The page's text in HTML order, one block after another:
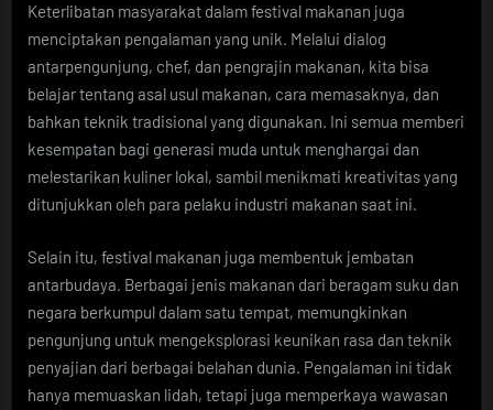
Keterlibatan masyarakat dalam festival makanan juga
menciptakan pengalaman yang unik. Melalui dialog
antarpengunjung, chef, dan pengrajin makanan, kita bisa
belajar tentang asal usul makanan, cara memasaknya, dan
bahkan teknik tradisional yang digunakan. Ini semua memberi
kesempatan bagi generasi muda untuk menghargai dan
melestarikan kuliner lokal, sambil menikmati kreativitas yang
ditunjukkan oleh para pelaku industri makanan saat ini.
Selain itu, festival makanan juga membentuk jembatan
antarbudaya. Berbagai jenis makanan dari beragam suku dan
negara berkumpul dalam satu tempat, memungkinkan
pengunjung untuk mengeksplorasi keunikan rasa dan teknik
penyajian dari berbagai belahan dunia. Pengalaman ini tidak
hanya memuaskan lidah, tetapi juga memperkaya wawasan